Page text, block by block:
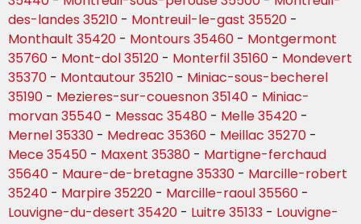
des-landes 35210 - Montreuil-le-gast 35520 -
Monthault 35420 - Montours 35460 - Montgermont
35760 - Mont-dol 35120 - Monterfil 35160 - Mondevert
35370 - Montautour 35210 - Miniac-sous-becherel
35190 - Mezieres-sur-couesnon 35140 - Miniac-
morvan 35540 - Messac 35480 - Melle 35420 -
Mernel 35330 - Medreac 35360 - Meillac 35270 -
Mece 35450 - Maxent 35380 - Martigne-ferchaud
35640 - Maure-de-bretagne 35330 - Marcille-robert
35240 - Marpire 35220 - Marcille-raoul 35560 -
Louvigne-du-desert 35420 - Luitre 35133 - Louvigne-